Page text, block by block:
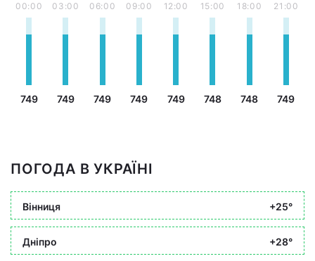
00:00
749
03:00
749
06:00
749
09:00
749
12:00
749
15:00
748
18:00
748
21:00
749
ПОГОДА В УКРАЇНІ
Вінниця +25°
Дніпро +28°